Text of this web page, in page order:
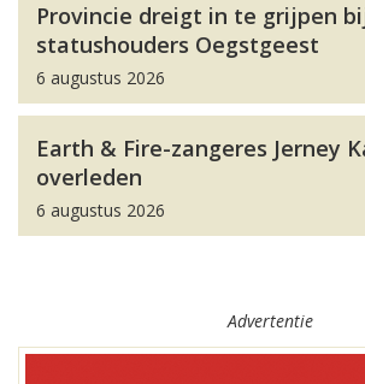
Provincie dreigt in te grijpen
statushouders Oegstgeest
6 augustus 2026
Earth & Fire-zangeres Jerney
overleden
6 augustus 2026
Advertentie